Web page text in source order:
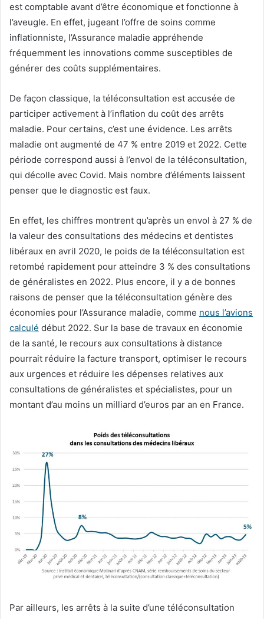
est comptable avant d’être économique et fonctionne à
l’aveugle. En effet, jugeant l’offre de soins comme
inflationniste, l’Assurance maladie appréhende
fréquemment les innovations comme susceptibles de
générer des coûts supplémentaires.
De façon classique, la téléconsultation est accusée de
participer activement à l’inflation du coût des arrêts
maladie. Pour certains, c’est une évidence. Les arrêts
maladie ont augmenté de 47 % entre 2019 et 2022. Cette
période correspond aussi à l’envol de la téléconsultation,
qui décolle avec Covid. Mais nombre d’éléments laissent
penser que le diagnostic est faux.
En effet, les chiffres montrent qu’après un envol à 27 % de
la valeur des consultations des médecins et dentistes
libéraux en avril 2020, le poids de la téléconsultation est
retombé rapidement pour atteindre 3 % des consultations
de généralistes en 2022. Plus encore, il y a de bonnes
raisons de penser que la téléconsultation génère des
économies pour l’Assurance maladie, comme nous l’avions
calculé début 2022. Sur la base de travaux en économie
de la santé, le recours aux consultations à distance
pourrait réduire la facture transport, optimiser le recours
aux urgences et réduire les dépenses relatives aux
consultations de généralistes et spécialistes, pour un
montant d’au moins un milliard d’euros par an en France.
Par ailleurs, les arrêts à la suite d’une téléconsultation